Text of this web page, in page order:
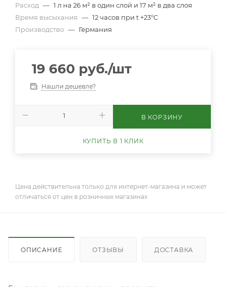
Расход — 1 л на 26 м² в один слой и 17 м² в два слоя
Время высыхания — 12 часов при t +23°С
Производство — Германия
19 660 руб./шт
Нашли дешевле?
В КОРЗИНУ
КУПИТЬ В 1 КЛИК
Цена действительна только для интернет-магазина и может
отличаться от цен в розничных магазинах
ОПИСАНИЕ ОТЗЫВЫ ДОСТАВКА